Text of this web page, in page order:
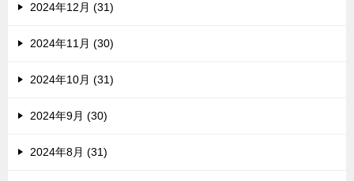
2024年12月 (31)
2024年11月 (30)
2024年10月 (31)
2024年9月 (30)
2024年8月 (31)